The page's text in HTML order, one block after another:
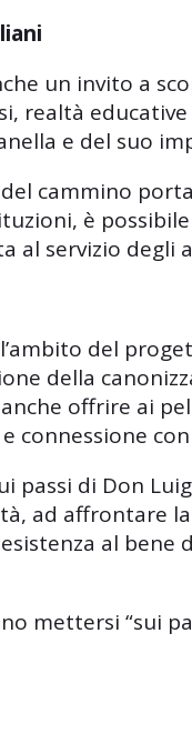
un invito a
realtà
e del suo
cammino
è
al servizio degli
del
della
offrire ai
connessione
passi di Don
ad affrontare
al bene
mettersi “sui